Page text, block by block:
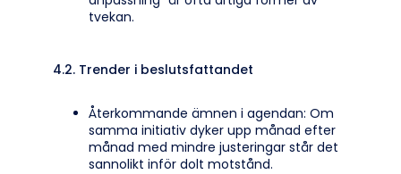
tvekan.
4.2. Trender i beslutsfattandet
Återkommande ämnen i agendan: Om
samma initiativ dyker upp månad efter
månad med mindre justeringar står det
sannolikt inför dolt motstånd.